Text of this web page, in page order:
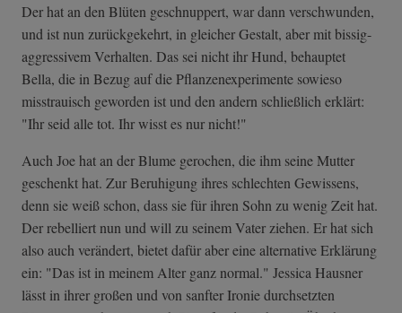
Der hat an den Blüten geschnuppert, war dann verschwunden,
und ist nun zurückgekehrt, in gleicher Gestalt, aber mit bissig-
aggressivem Verhalten. Das sei nicht ihr Hund, behauptet
Bella, die in Bezug auf die Pflanzenexperimente sowieso
misstrauisch geworden ist und den andern schließlich erklärt:
"Ihr seid alle tot. Ihr wisst es nur nicht!"
Auch Joe hat an der Blume gerochen, die ihm seine Mutter
geschenkt hat. Zur Beruhigung ihres schlechten Gewissens,
denn sie weiß schon, dass sie für ihren Sohn zu wenig Zeit hat.
Der rebelliert nun und will zu seinem Vater ziehen. Er hat sich
also auch verändert, bietet dafür aber eine alternative Erklärung
ein: "Das ist in meinem Alter ganz normal." Jessica Hausner
lässt in ihrer großen und von sanfter Ironie durchsetzten